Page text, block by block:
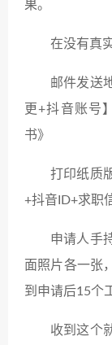
果。
在没有真
邮件发送
更+抖音账号
书》
打印纸质
+抖音ID+求职
申请人手
面照片各一张
到申请后15个
收到这个